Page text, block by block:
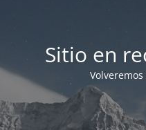
Sitio en